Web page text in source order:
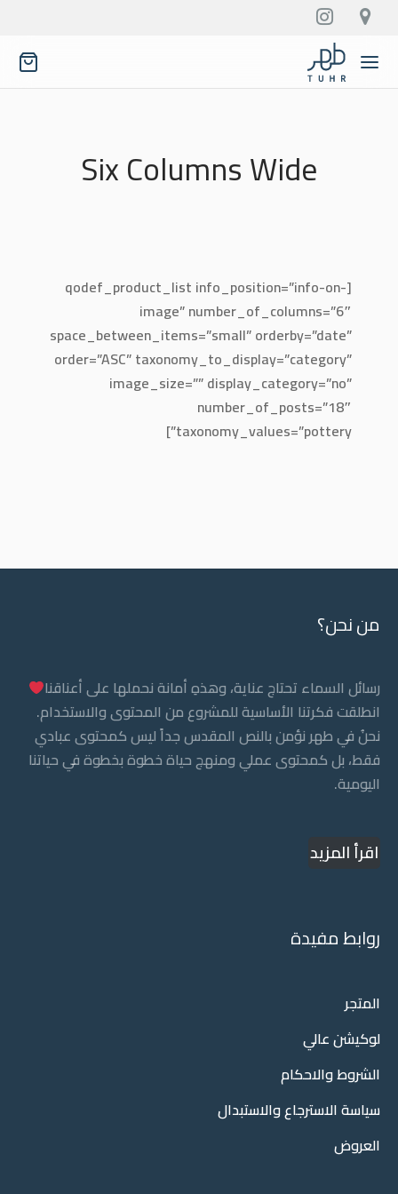
Six Columns Wide
[qodef_product_list info_position=”info-on-
image” number_of_columns=”6″
space_between_items=”small” orderby=”date”
order=”ASC” taxonomy_to_display=”category”
image_size=”” display_category=”no”
number_of_posts=”18″
taxonomy_values=”pottery”]
من نحن؟
رسائل السماء تحتاج عناية، وهذهِ أمانة نحملها على أعناقنا
انطلقت فكرتنا الأساسية للمشروع من المحتوى والاستخدام.
نحنُ في طهر نؤمن بالنص المقدس جداً ليس كمحتوى عبادي
فقط، بل كمحتوى عملي ومنهج حياة خطوة بخطوة في حياتنا
اليومية.
اقرأ المزيد
روابط مفيدة
المتجر
لوكيشن عالي
الشروط والاحكام
سياسة الاسترجاع والاستبدال
العروض